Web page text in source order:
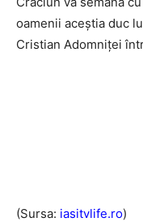
oamenii aceștia duc
Cristian Adomniței
(Sursa: iasitvlife.ro)